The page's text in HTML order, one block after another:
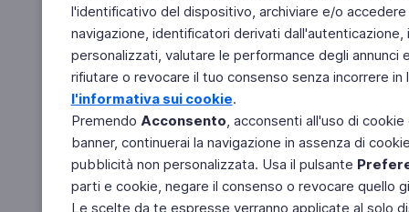
l'identificativo del dispositivo, archiviare e/o
navigazione, identificatori derivati
personalizzati, valutare le performance degli
rifiutare o revocare il tuo consenso senza incorrere
l'informativa sui cookie.
Premendo Acconsento, acconsenti all'uso di
banner, continuerai la navigazione in assenza di
pubblicità non personalizzata. Usa il pulsante
parti e cookie, negare il consenso o revocare quello
Le scelte da te espresse verranno applicate al solo